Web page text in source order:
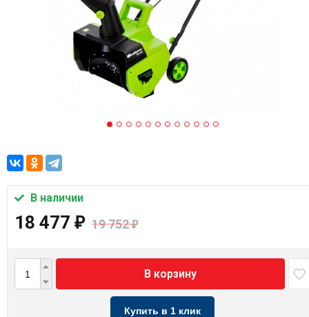
В наличии
18 477 ₽ 19 752₽
В корзину
Купить в 1 клик